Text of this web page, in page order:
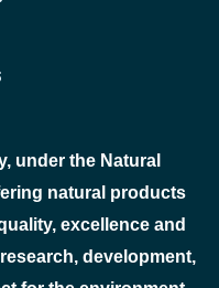
the Natural
natural products
excellence and
development,